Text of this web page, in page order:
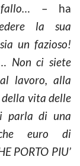
– ha
la sua
un fazioso!
Non ci siete
lavoro, alla
della vita delle
parla di una
euro di
PORTO PIU’